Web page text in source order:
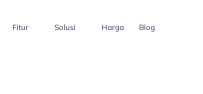
Fitur Solusi Harga Blog